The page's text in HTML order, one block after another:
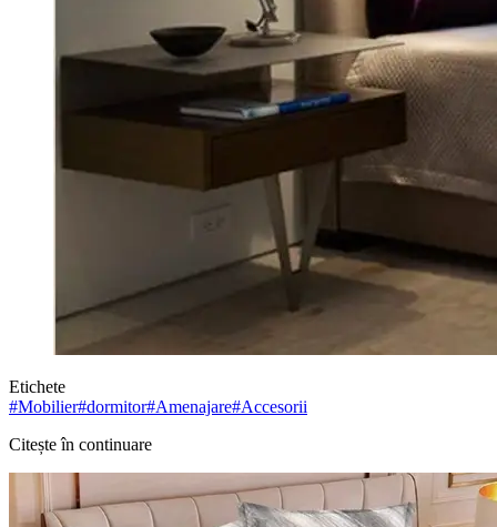
Etichete
#Mobilier#dormitor#Amenajare#Accesorii
Citește în continuare